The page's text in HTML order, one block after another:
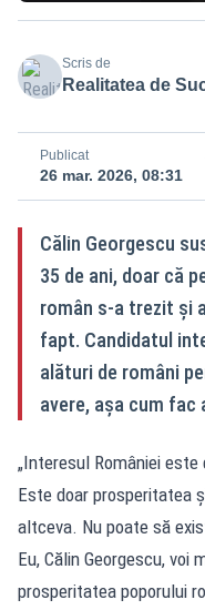
Scris de
Realitatea de
Publicat
26 mar. 2026, 08:31
Călin Georgescu
35 de ani, doar că
român s-a trezit și
fapt. Candidatul
alături de români
avere, așa cum fac
„Interesul României
Este doar prosperitatea
altceva. Nu poate să
Eu, Călin Georgescu,
prosperitatea poporului